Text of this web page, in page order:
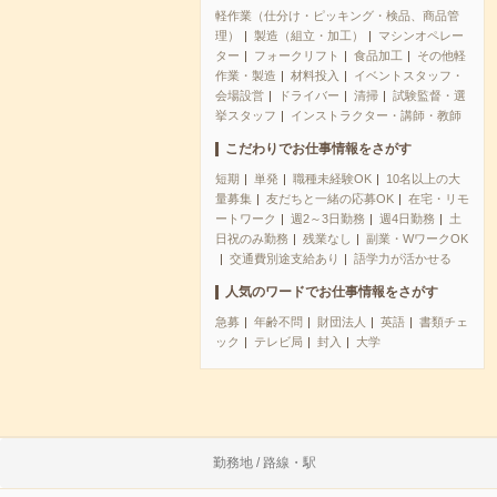
軽作業（仕分け・ピッキング・検品、商品管
理）
製造（組立・加工）
マシンオペレー
ター
フォークリフト 食品加工
その他軽
作業・製造
材料投入
イベントスタッフ・
会場設営
ドライバー 清掃
試験監督・選
挙スタッフ
インストラクター・講師・教師
こだわりでお仕事情報をさがす
短期 単発 職種未経験OK
10名以上の大
量募集
友だちと一緒の応募OK
在宅・リモ
ートワーク
週2～3日勤務 週4日勤務
土
日祝のみ勤務
残業なし
副業・WワークOK
交通費別途支給あり
語学力が活かせる
人気のワードでお仕事情報をさがす
急募 年齢不問 財団法人 英語
書類チェ
ック
テレビ局 封入 大学
勤務地 / 路線・駅